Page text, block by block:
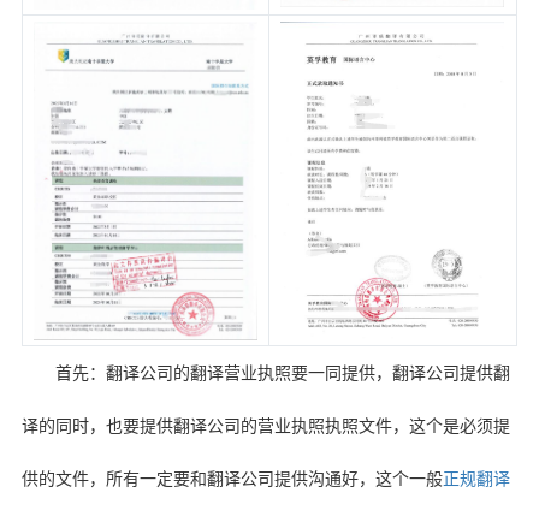
首先：翻译公司的翻译营业执照要一同提供，翻译公司提供翻
译的同时，也要提供翻译公司的营业执照执照文件，这个是必须提
供的文件，所有一定要和翻译公司提供沟通好，这个一般正规翻译